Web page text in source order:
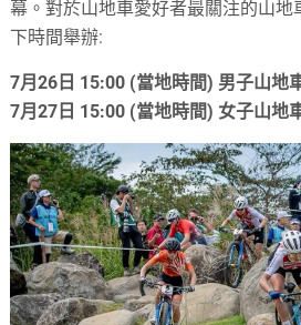
幕。對於山地車愛好者最關注的山地
下時間舉辦:
7月26 日 15:00 (當地時間) 男子山地
7月27 日 15:00 (當地時間) 女子山地